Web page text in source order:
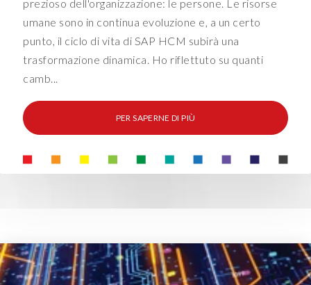
prezioso dell'organizzazione: le persone. Le risorse
umane sono in continua evoluzione e, a un certo
punto, il ciclo di vita di SAP HCM subirà una
trasformazione dinamica. Ho riflettuto su quanti
camb...
PER SAPERNE DI PIÙ